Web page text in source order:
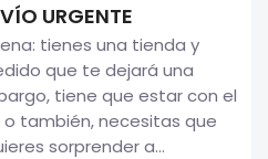
URGENTE
tienes una tienda y
que te dejará una
tiene que estar con el
también, necesitas que
sorprender a...